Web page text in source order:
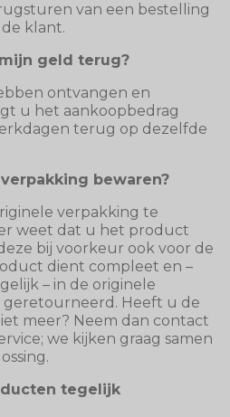
van een bestelling
klant.
geld terug?
ontvangen en
u het aankoopbedrag
terug op dezelfde
bewaren?
verpakking te
weet dat u het product
bij voorkeur ook voor de
dient compleet en –
– in de originele
Heeft u de
meer? Neem dan contact
we kijken graag samen
tegelijk